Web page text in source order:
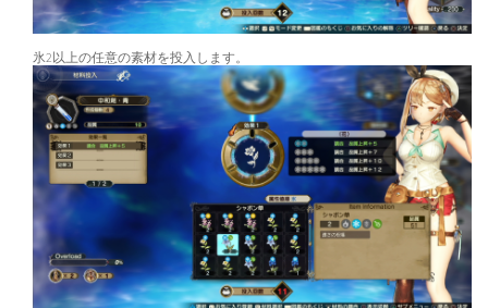
氷2以上の任意の素材を投入します。